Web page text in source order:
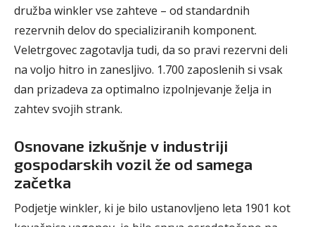
družba winkler vse zahteve – od standardnih
rezervnih delov do specializiranih komponent.
Veletrgovec zagotavlja tudi, da so pravi rezervni deli
na voljo hitro in zanesljivo. 1.700 zaposlenih si vsak
dan prizadeva za optimalno izpolnjevanje želja in
zahtev svojih strank.
Osnovane izkušnje v industriji
gospodarskih vozil že od samega
začetka
Podjetje winkler, ki je bilo ustanovljeno leta 1901 kot